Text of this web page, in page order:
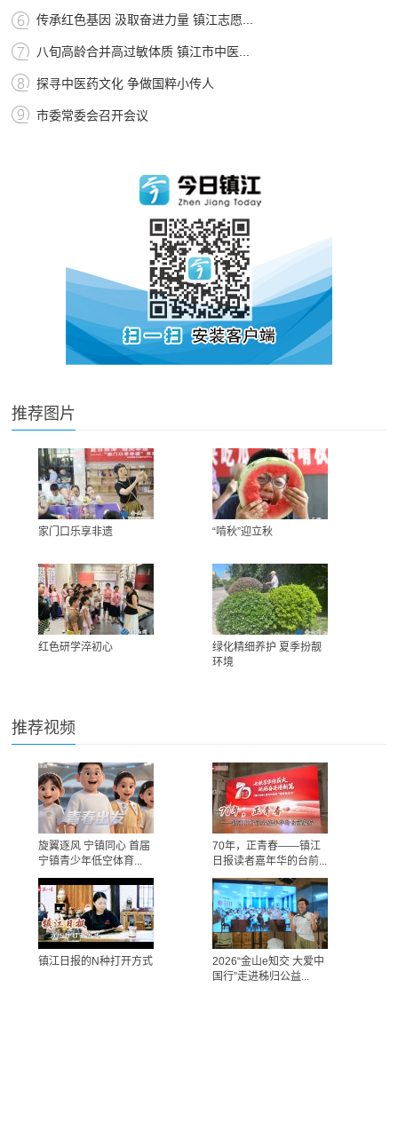
传承红色基因 汲取奋进力量 镇江志愿...
八旬高龄合并高过敏体质 镇江市中医...
探寻中医药文化 争做国粹小传人
市委常委会召开会议
推荐图片
家门口乐享非遗 “啃秋”迎立秋
红色研学淬初心
绿化精细养护 夏季扮靓
环境
推荐视频
旋翼逐风 宁镇同心 首届
宁镇青少年低空体育...
70年，正青春——镇江
日报读者嘉年华的台前...
镇江日报的N种打开方式
2026“金山e知交 大爱中
国行”走进秭归公益...